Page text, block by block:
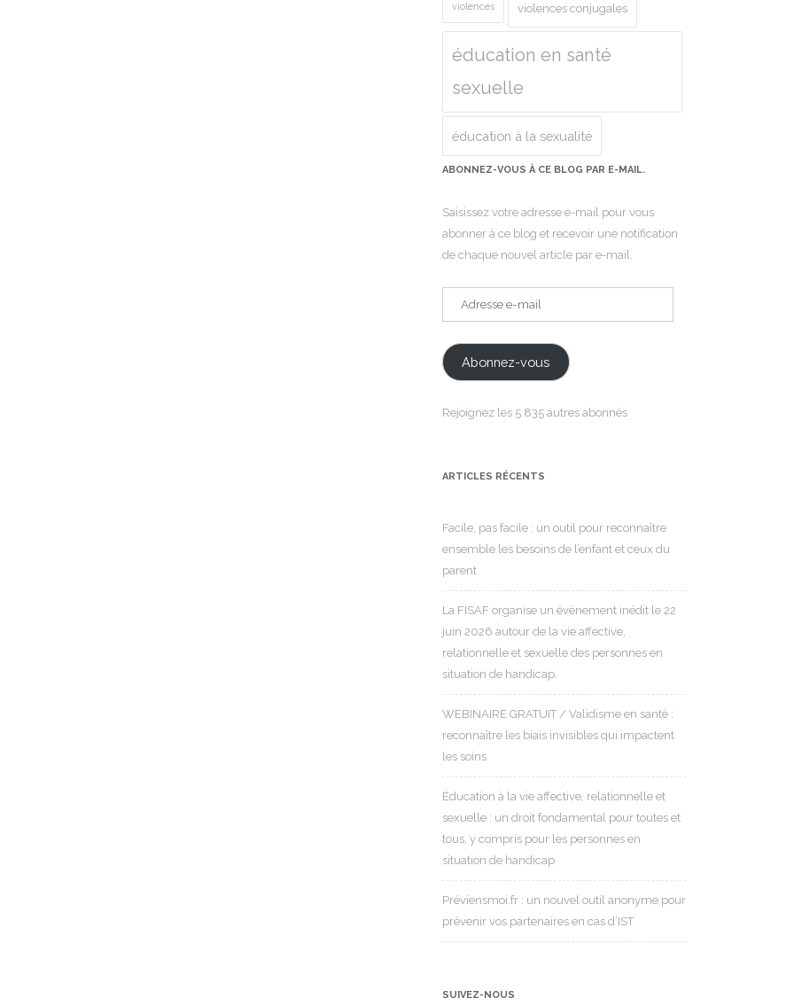
violences violences conjugales
éducation en santé
sexuelle
éducation à la sexualité
ABONNEZ-VOUS À CE BLOG PAR E-MAIL.
Saisissez votre adresse e-mail pour vous
abonner à ce blog et recevoir une notification
de chaque nouvel article par e-mail.
Adresse
e-
Abonnez-vous
Rejoignez les 5 835 autres abonnés
ARTICLES RÉCENTS
Facile, pas facile : un outil pour reconnaître
ensemble les besoins de l’enfant et ceux du
parent
La FISAF organise un événement inédit le 22
juin 2026 autour de la vie affective,
relationnelle et sexuelle des personnes en
situation de handicap.
WEBINAIRE GRATUIT / Validisme en santé :
reconnaître les biais invisibles qui impactent
les soins
Éducation à la vie affective, relationnelle et
sexuelle : un droit fondamental pour toutes et
tous, y compris pour les personnes en
situation de handicap
Préviensmoi.fr : un nouvel outil anonyme pour
prévenir vos partenaires en cas d’IST
SUIVEZ-NOUS